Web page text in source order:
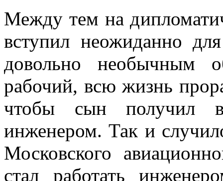
Между тем на
вступил неожиданно
довольно необычным
рабочий, всю жизнь
чтобы сын получил
инженером. Так и
Московского
стал работать